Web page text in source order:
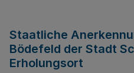
Staatliche
Bödefeld der Stadt
Erholungsort